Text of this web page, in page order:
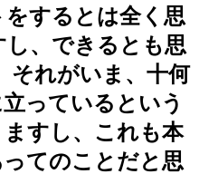
するとは全く思
、できるとも思
それがいま、十何
っているという
すし、これも本
てのことだと思